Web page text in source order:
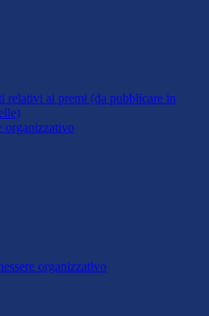
relativi ai premi (da pubblicare in
organizzativo
organizzativo